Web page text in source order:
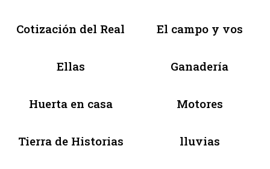
Cotización del Real El campo y vos
Ellas Ganadería
Huerta en casa Motores
Tierra de Historias lluvias